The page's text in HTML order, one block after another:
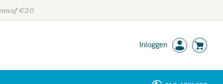
€20
Inloggen